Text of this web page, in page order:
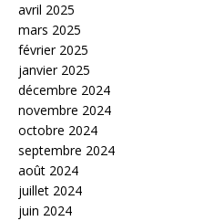
avril 2025
mars 2025
février 2025
janvier 2025
décembre 2024
novembre 2024
octobre 2024
septembre 2024
août 2024
juillet 2024
juin 2024